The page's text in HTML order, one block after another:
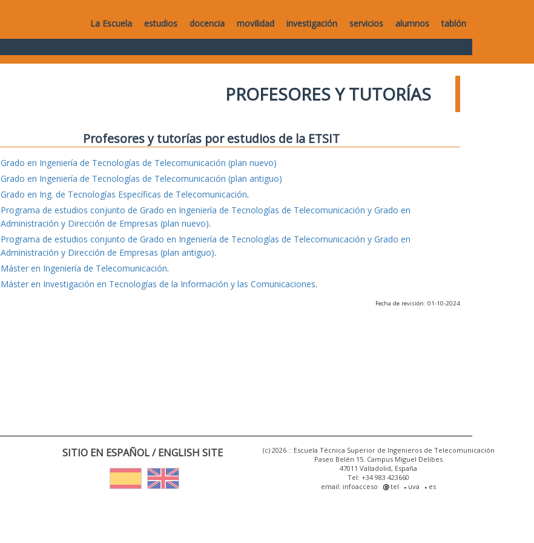
La Escuela estudios docencia movilidad investigación servicios alumnos tablón
PROFESORES Y TUTORÍAS
Profesores y tutorías por estudios de la ETSIT
Grado en Ingeniería de Tecnologías de Telecomunicación (plan nuevo)
Grado en Ingeniería de Tecnologías de Telecomunicación (plan antiguo)
Grado en Ing. de Tecnologías Específicas de Telecomunicación.
Programa de estudios conjunto de Grado en Ingeniería de Tecnologías de Telecomunicación y Grado en
Administración y Dirección de Empresas (plan nuevo).
Programa de estudios conjunto de Grado en Ingeniería de Tecnologías de Telecomunicación y Grado en
Administración y Dirección de Empresas (plan antiguo).
Máster en Ingeniería de Telecomunicación.
Máster en Investigación en Tecnologías de la Información y las Comunicaciones.
Fecha de revisión: 01-10-2024
SITIO EN ESPAÑOL / ENGLISH SITE
(c) 2026 :: Escuela Técnica Superior de Ingenieros de Telecomunicación
Paseo Belén 15. Campus Miguel Delibes
47011 Valladolid, España
Tel: +34 983 423660
email: infoacceso
tel uva es